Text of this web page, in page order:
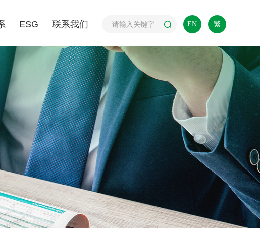
EN 繁
ESG 联系我们